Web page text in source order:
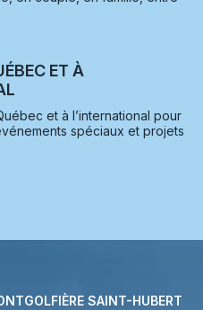
ET À
et à l’international pour
spéciaux et projets
SAINT-HUBERT